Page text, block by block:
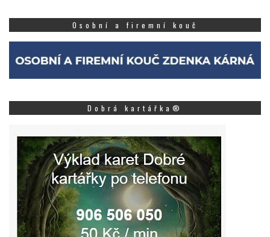
Osobní a firemní kouč
Dobrá kartářka®